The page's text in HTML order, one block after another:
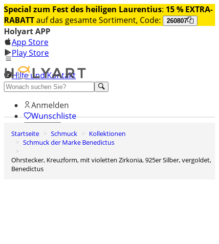
Special zum Fest des heiligen Laurentius: 15 % EXTRA-
RABATTauf das gesamte Sortiment, Code: 260807
Holyart APP
App Store
Play Store
Hilfe und Kontakt
Entdecken Sie Premium
Anmelden
Wunschliste
0
Warenkorb
Startseite Schmuck
Kollektionen
Schmuck der Marke Benedictus
Ohrstecker, Kreuzform, mit violetten Zirkonia, 925er Silber, vergoldet,
Benedictus